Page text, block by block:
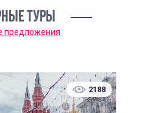
ТУРЫ
предложения
2188